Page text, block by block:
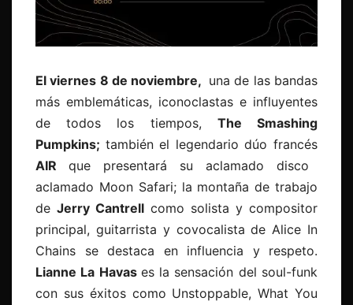
El viernes 8 de noviembre, una de las bandas
más emblemáticas, iconoclastas e influyentes
de todos los tiempos, The Smashing
Pumpkins; también el legendario dúo francés
AIR que presentará su aclamado disco
aclamado Moon Safari; la montaña de trabajo
de Jerry Cantrell como solista y compositor
principal, guitarrista y covocalista de Alice In
Chains se destaca en influencia y respeto.
Lianne La Havas es la sensación del soul-funk
con sus éxitos como Unstoppable, What You